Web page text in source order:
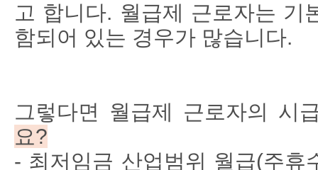
고 합니다. 월급제 근로자는 기
함되어 있는 경우가 많습니다.
그렇다면 월급제 근로자의 시
요?
- 최저임금 산업범위 월급(주